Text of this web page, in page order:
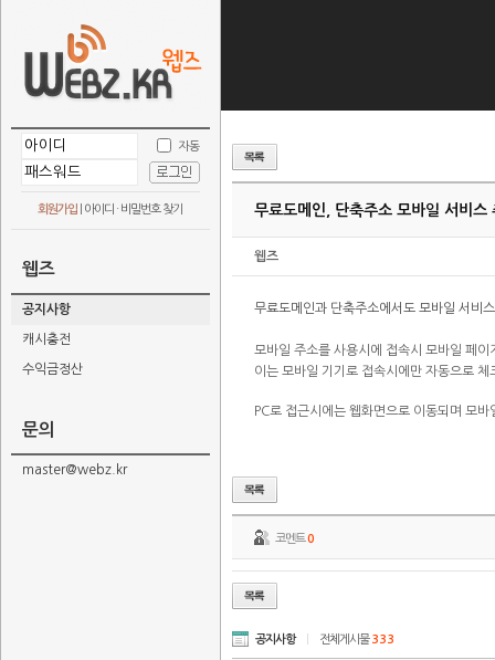
자동
회원가입 아이디 · 비밀번호 찾기
웹즈
공지사항
캐시충전
수익금정산
문의
master@webz.kr
무료도메인, 단축주소 모바일 서비스
웹즈
무료도메인과 단축주소에서도 모바일 서비
모바일 주소를 사용시에 접속시 모바일 페이
이는 모바일 기기로 접속시에만 자동으로
PC로 접근시에는 웹화면으로 이동되며 모
코멘트0
공지사항 전체게시물333